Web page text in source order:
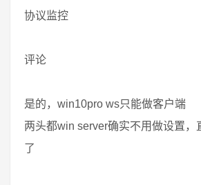
协议监控
评论
是的，win10pro ws只能做客户端
两头都win server确实不用做设置，
了